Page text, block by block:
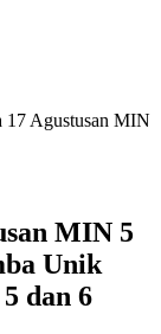
Agustusan MIN
MIN 5
Unik
dan 6